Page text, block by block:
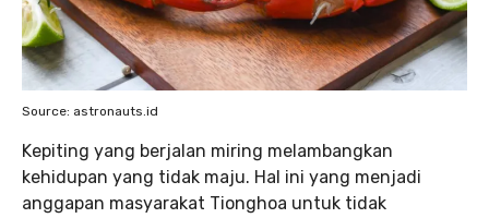
Source: astronauts.id
Kepiting yang berjalan miring melambangkan
kehidupan yang tidak maju. Hal ini yang menjadi
anggapan masyarakat Tionghoa untuk tidak